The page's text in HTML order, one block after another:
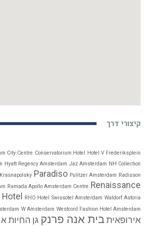
קיצורי דרך
City Centre Conservatorium Hotel Hotel V Frederiksplein
Hyatt Regency Amsterdam Jaz Amsterdam NH Collection
Paradiso Pulitzer Amsterdam Radisson
Ramada Apollo Amsterdam Centre Renaissance
RHO Hotel Swissotel Amsterdam Waldorf Astoria
W Amsterdam Westcord Fashion Hotel Amsterdam
אירופאית בית אנה פרנק גן החיות